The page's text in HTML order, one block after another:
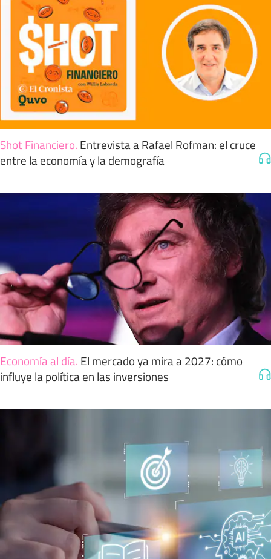
Shot Financiero. Entrevista a Rafael Rofman: el cruce
entre la economía y la demografía
Economía al día. El mercado ya mira a 2027: cómo
influye la política en las inversiones